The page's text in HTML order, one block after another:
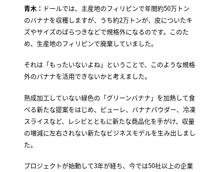
青木： ドールでは、主産地のフィリピンで年間約50万トン
のバナナを収穫しますが、うち約2万トンが、皮についたキ
ズやサイズのばらつきなどで規格外になるのです。このた
め、生産地のフィリピンで廃棄していました。
それは「もったいないよね」ということで、このような規格
外のバナナを活用できないかと考えました。
熟成加工していない緑色の「グリーンバナナ」を加熱して食
べる新たな提案をはじめ、ピューレ、バナナパウダー、冷凍
スライスなど、レシピとともに新たな商品化を手がけ、収量
の増減に左右されない新たなビジネスモデルを生み出しまし
た。
プロジェクトが始動して3年が経ち、今では50社以上の企業